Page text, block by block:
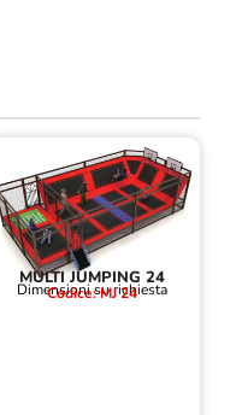
MULTI JUMPING 24
Dimensioni su richiesta
Codice: MJ 24